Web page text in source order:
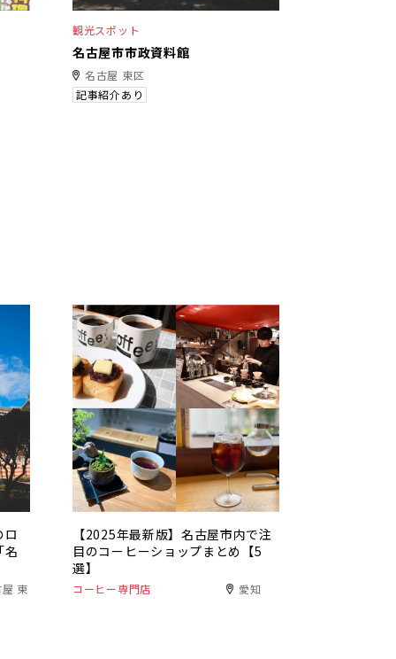
観光スポット
名古屋市市政資料館
名古屋 東区
記事紹介あり
ロ
名
東
【2025年最新版】名古屋市内で注
目のコーヒーショップまとめ【5
選】
コーヒー専門店 愛知